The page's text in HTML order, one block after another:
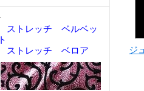
ストレッチ ベルベッ
ト
ストレッチ ベロア
ジ